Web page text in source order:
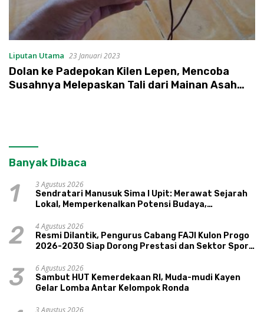
Liputan Utama 23 Januari 2023
Dolan ke Padepokan Kilen Lepen, Mencoba
Susahnya Melepaskan Tali dari Mainan Asah
Banyak Dibaca
1
3 Agustus 2026
Sendratari Manusuk Sima I Upit: Merawat Sejarah
Lokal, Memperkenalkan Potensi Budaya,
2
4 Agustus 2026
Resmi Dilantik, Pengurus Cabang FAJI Kulon Progo
2026-2030 Siap Dorong Prestasi dan Sektor Sport
3
6 Agustus 2026
Sambut HUT Kemerdekaan RI, Muda-mudi Kayen
Gelar Lomba Antar Kelompok Ronda